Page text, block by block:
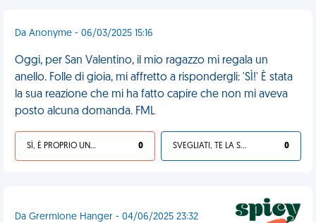
Da Anonyme - 06/03/2025 15:16
Oggi, per San Valentino, il mio ragazzo mi regala un
anello. Folle di gioia, mi affretto a rispondergli: 'SÌ!' È stata
la sua reazione che mi ha fatto capire che non mi aveva
posto alcuna domanda. FML
SÌ, È PROPRIO UNA VDM! 0 SVEGLIATI, TE LA SEI CERCATA! 0
Da Grermione Hanger - 04/06/2025 23:32